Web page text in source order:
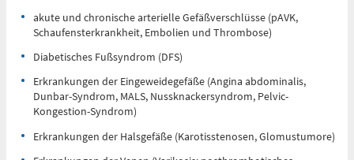
akute und chronische arterielle Gefäßverschlüsse (pAVK,
Schaufensterkrankheit, Embolien und Thrombose)
Diabetisches Fußsyndrom (DFS)
Erkrankungen der Eingeweidegefäße (Angina abdominalis,
Dunbar-Syndrom, MALS, Nussknackersyndrom, Pelvic-
Kongestion-Syndrom)
Erkrankungen der Halsgefäße (Karotisstenosen, Glomustumore)